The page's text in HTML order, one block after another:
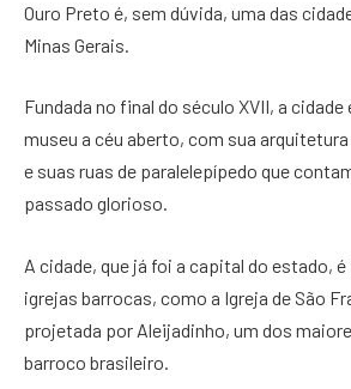
Ouro Preto é, sem dúvida, uma das
Minas Gerais.
Fundada no final do século XVII, a cidade
museu a céu aberto, com sua
e suas ruas de paralelepípedo que
passado glorioso.
A cidade, que já foi a capital do estado,
igrejas barrocas, como a Igreja de São
projetada por Aleijadinho, um dos
barroco brasileiro.